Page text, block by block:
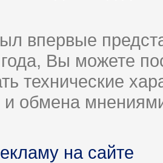
впервые
года, Вы можете
технические
обмена
на сайте